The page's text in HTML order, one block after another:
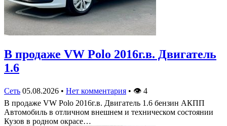
В продаже VW Polo 2016г.в. Двигатель
1.6
Сеть 05.08.2026 • Нет комментария • 👁 4
В продаже VW Polo 2016г.в. Двигатель 1.6 бензин АКПП
Автомобиль в отличном внешнем и техническом состоянии
Кузов в родном окрасе…